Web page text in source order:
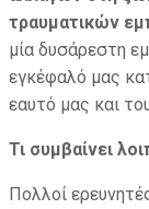
τραυματικών
μία δυσάρεστη
εγκέφαλό μας
εαυτό μας και
Τι συμβαίνει
Πολλοί